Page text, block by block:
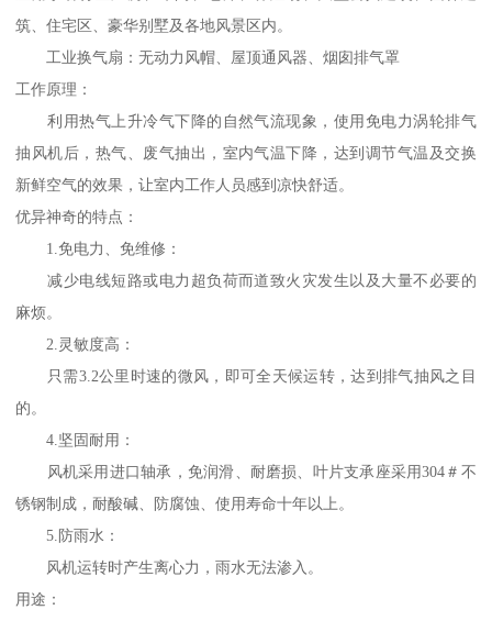
筑、住宅区、豪华别墅及各地风景区内。
工业换气扇：无动力风帽、屋顶通风器、烟囱排气罩
工作原理：
利用热气上升冷气下降的自然气流现象，使用免电力涡轮排气
抽风机后，热气、废气抽出，室内气温下降，达到调节气温及交换
新鲜空气的效果，让室内工作人员感到凉快舒适。
优异神奇的特点：
1.免电力、免维修：
减少电线短路或电力超负荷而道致火灾发生以及大量不必要的
麻烦。
2.灵敏度高：
只需3.2公里时速的微风，即可全天候运转，达到排气抽风之目
的。
4.坚固耐用：
风机采用进口轴承，免润滑、耐磨损、叶片支承座采用304＃不
锈钢制成，耐酸碱、防腐蚀、使用寿命十年以上。
5.防雨水：
风机运转时产生离心力，雨水无法渗入。
用途：